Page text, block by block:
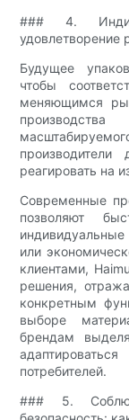
### 4.
удовлетворение
Будущее
чтобы
меняющимся
реагировать на
Современные
позволяют
или
клиентами,
решения,
конкретным
выборе
брендам
потребителей.
### 5.